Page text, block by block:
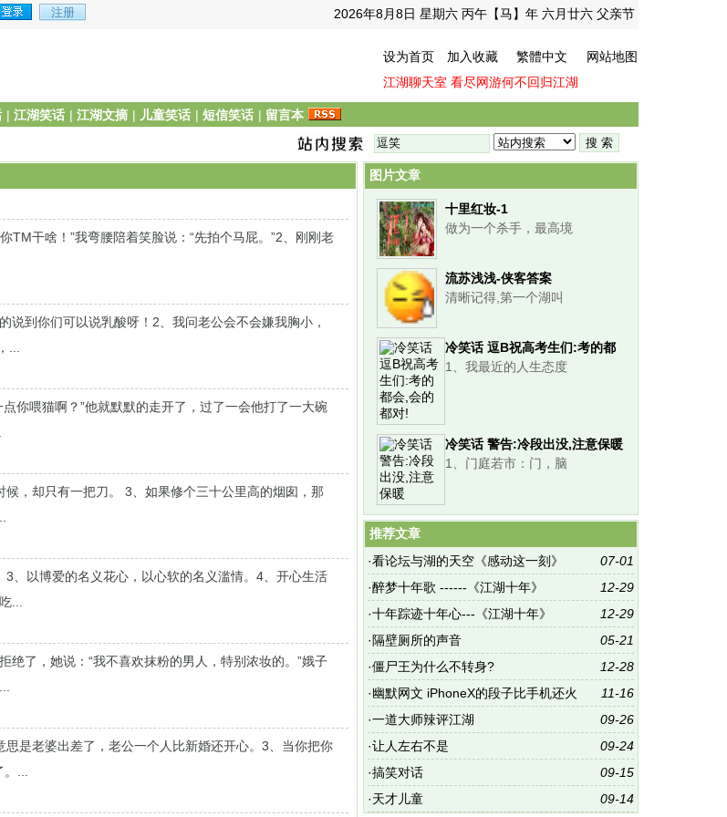
2026年8月8日 星期六 丙午【马】年 六月廿六 父亲节
设为首页 加入收藏 繁體中文
网站地图
江湖聊天室 看尽网游何不回归江湖
| 江湖笑话 | 江湖文摘 | 儿童笑话 | 短信笑话 | 留言本
TM干啥！”我弯腰陪着笑脸说：“先拍个马屁。”2、刚刚老
到你们可以说乳酸呀！2、我问老公会不会嫌我胸小，
...
你喂猫啊？”他就默默的走开了，过了一会他打了一大碗
，却只有一把刀。 3、如果修个三十公里高的烟囱，那
、以博爱的名义花心，以心软的名义滥情。4、开心生活
...
了，她说：“我不喜欢抹粉的男人，特别浓妆的。”娥子
是老婆出差了，老公一个人比新婚还开心。3、当你把你
...
图片文章
十里红妆-1
做为一个杀手，最高境
流苏浅浅-侠客答案
清晰记得,第一个湖叫
冷笑话 逗B祝高考生们:考的都
会,会的都对!
1、我最近的人生态度
冷笑话 警告:冷段出没,注意保暖
1、门庭若市：门，脑
推荐文章
07-01
·看论坛与湖的天空《感动这一刻》
12-29
·醉梦十年歌 ------《江湖十年》
12-29
·十年踪迹十年心---《江湖十年》
05-21
·隔壁厕所的声音
12-28
·僵尸王为什么不转身?
11-16
·幽默网文 iPhoneX的段子比手机还火
09-26
·一道大师辣评江湖
09-24
·让人左右不是
09-15
·搞笑对话
09-14
·天才儿童